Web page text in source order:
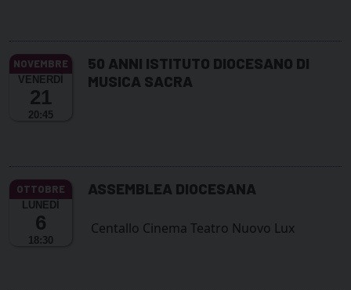
VENERDÌ
21
20:45
50 ANNI ISTITUTO DIOCESANO DI
MUSICA SACRA
LUNEDÌ
6
18:30
ASSEMBLEA DIOCESANA
Centallo Cinema Teatro Nuovo Lux